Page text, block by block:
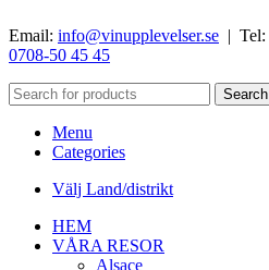
Email: info@vinupplevelser.se | Tel:
0708-50 45 45
Search
Menu
Categories
Välj Land/distrikt
HEM
VÅRA RESOR
Alsace